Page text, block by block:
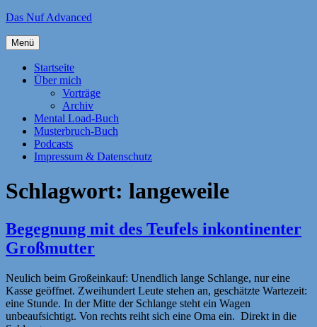
Zum
springen
Das Nuf Advanced
Menü
Startseite
Über mich
Vorträge
Archiv
Mental Load-Buch
Musterbruch-Buch
Podcasts
Impressum & Datenschutz
Schlagwort: langeweile
Begegnung mit des Teufels inkontinenter
Großmutter
Neulich beim Großeinkauf: Unendlich lange Schlange, nur eine
Kasse geöffnet. Zweihundert Leute stehen an, geschätzte Wartezeit:
eine Stunde. In der Mitte der Schlange steht ein Wagen
unbeaufsichtigt. Von rechts reiht sich eine Oma ein. Direkt in die